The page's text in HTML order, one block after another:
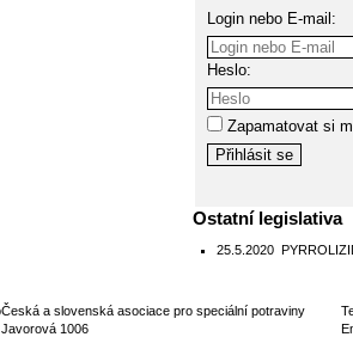
Login nebo E-mail:
Heslo:
Zapamatovat si
Ostatní legislativa
25.5.2020
Česká a slovenská asociace pro speciální potraviny
Javorová 1006